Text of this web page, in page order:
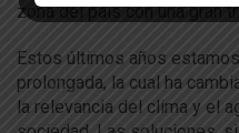
zona del país con una gran
Estos últimos años
prolongada, la cual ha
la relevancia del clima y el